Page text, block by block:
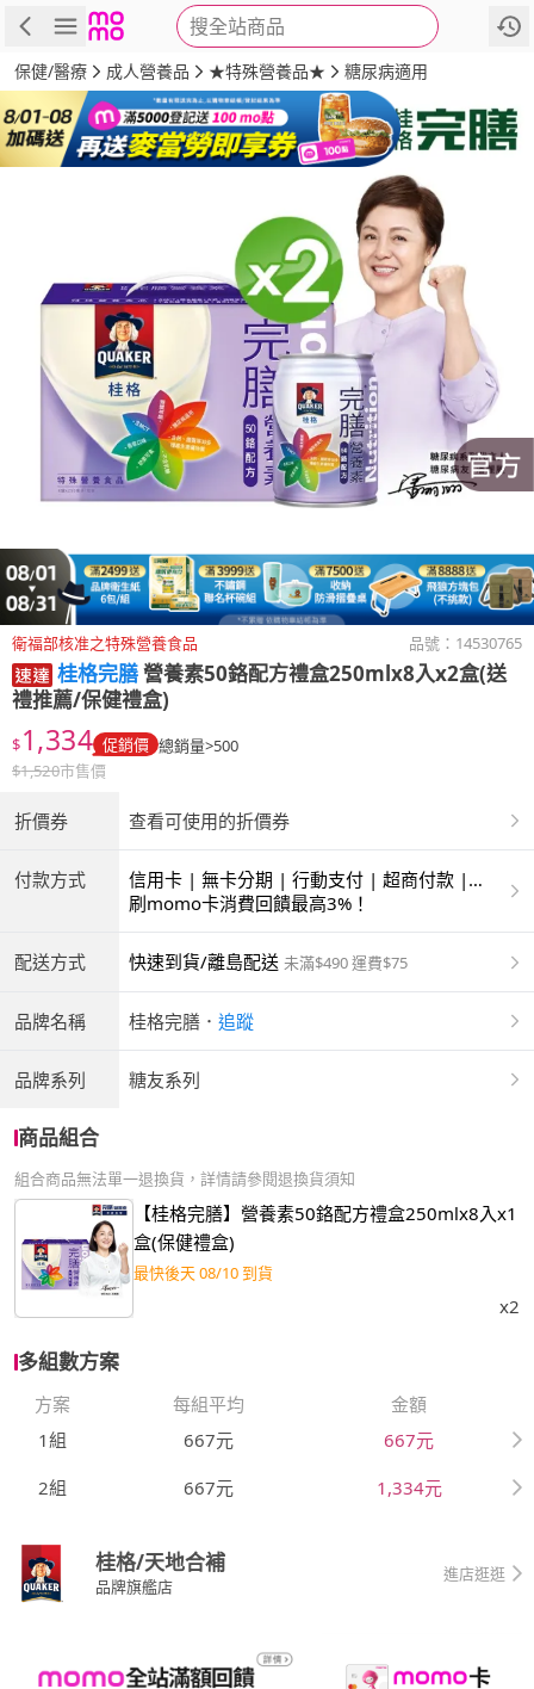
搜全站商品
商品 評價 詳情
保健/醫療 成人營養品 ★特殊營養品★ 糖尿病適用
衛福部核准之特殊營養食品 品號： 14530765
桂格完膳營養素50鉻配方禮盒250mlx8入x2盒(送
禮推薦/保健禮盒)
$1,334 促銷價 總銷量>500
$1,520市售價
折價券 查看可使用的折價券
付款方式
信用卡 | 無卡分期 | 行動支付 | 超商付款 |
ATM | 銀聯卡
刷momo卡消費回饋最高3%！
配送方式 快速到貨/離島配送 未滿$490 運費$75
品牌名稱 桂格完膳 ． 追蹤
品牌系列 糖友系列
商品組合
組合商品無法單一退換貨，詳情請參閱退換貨須知
【桂格完膳】營養素50鉻配方禮盒250mlx8入x1
盒(保健禮盒)
最快後天 08/10 到貨
x2
多組數方案
方案 每組平均
金額
1組
667元
667元
2組
667元 1,334元
桂格/天地合補
品牌旗艦店
進店逛逛